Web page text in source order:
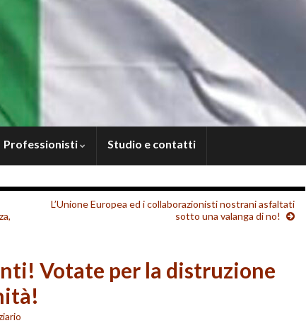
Professionisti Studio e contatti
L’Unione Europea ed i collaborazionisti nostrani asfaltati
sotto una valanga di no!
Votate per la distruzione